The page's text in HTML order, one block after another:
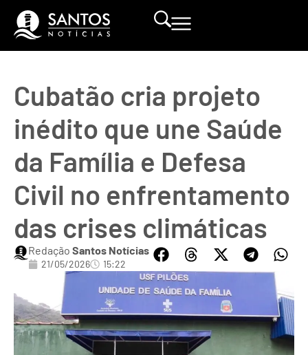
Cubatão cria projeto
inédito que une Saúde
da Família e Defesa
Civil no enfrentamento
das crises climáticas
Redação Santos Notícias
21/05/2026 15:22